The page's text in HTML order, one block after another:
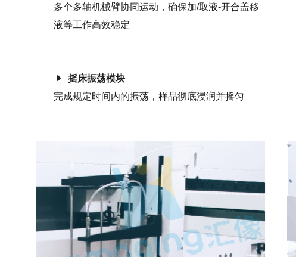
多个多轴机械臂协同运动，确保加/取液-开合盖移
液等工作高效稳定
摇床振荡模块
完成规定时间内的振荡，样品彻底浸润并摇匀